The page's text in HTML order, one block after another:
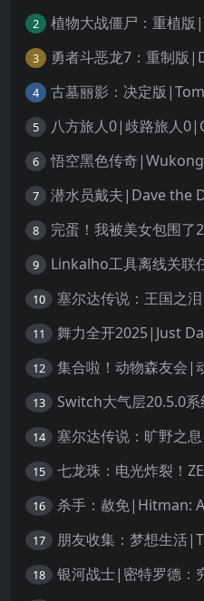
2
3
4
5 八方旅人0|歧路旅人
6 悟空黑色传奇
7 潜水员戴夫|Dave the
8 完蛋！我被美女包围
9 Linkalho工具离线关联
10
11 舞力全开2025|Just
12
13 Switch大气层20.5.0
14
15
16 杀手：赦免|Hitman:
17
18